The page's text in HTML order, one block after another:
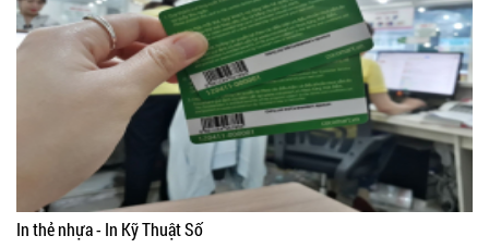
In thẻ nhựa - In Kỹ Thuật Số